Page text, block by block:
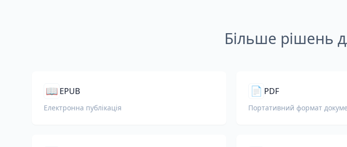
Більше рішень
📖 EPUB
Електронна публікація
📄 PDF
Портативний формат